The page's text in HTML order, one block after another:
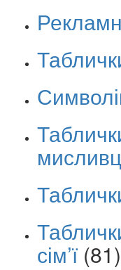
сім’ї (81)